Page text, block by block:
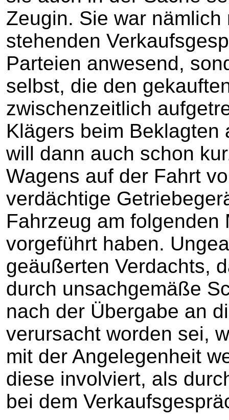
Zeugin. Sie war
stehenden
Parteien anwesend,
selbst, die den
zwischenzeitlich
Klägers beim
will dann auch schon
Wagens auf der Fahrt
verdächtige
Fahrzeug am folgenden
vorgeführt haben.
geäußerten Verdachts,
durch unsachgemäße
nach der Übergabe an
verursacht worden sei,
mit der Angelegenheit
diese involviert, als
bei dem